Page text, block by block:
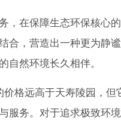
，在保障生态环保核心
合，营造出一种更为静
自然环境长久相伴。
格远高于天寿陵园，
服务。对于追求极致环